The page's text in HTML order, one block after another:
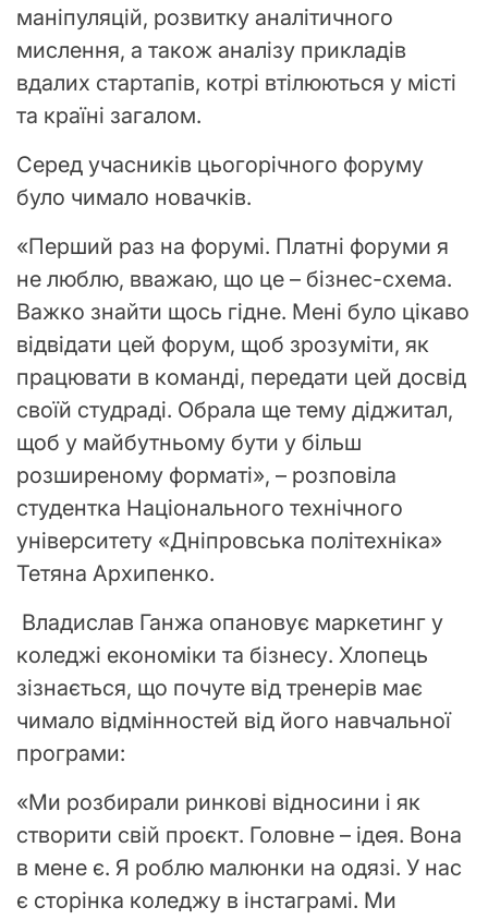
маніпуляцій, розвитку аналітичного
мислення, а також аналізу прикладів
вдалих стартапів, котрі втілюються у місті
та країні загалом.
Серед учасників цьогорічного форуму
було чимало новачків.
«Перший раз на форумі. Платні форуми я
не люблю, вважаю, що це – бізнес-схема.
Важко знайти щось гідне. Мені було цікаво
відвідати цей форум, щоб зрозуміти, як
працювати в команді, передати цей досвід
своїй студраді. Обрала ще тему діджитал,
щоб у майбутньому бути у більш
розширеному форматі», – розповіла
студентка Національного технічного
університету «Дніпровська політехніка»
Тетяна Архипенко.
Владислав Ганжа опановує маркетинг у
коледжі економіки та бізнесу. Хлопець
зізнається, що почуте від тренерів має
чимало відмінностей від його навчальної
програми:
«Ми розбирали ринкові відносини і як
створити свій проєкт. Головне – ідея. Вона
в мене є. Я роблю малюнки на одязі. У нас
є сторінка коледжу в інстаграмі. Ми